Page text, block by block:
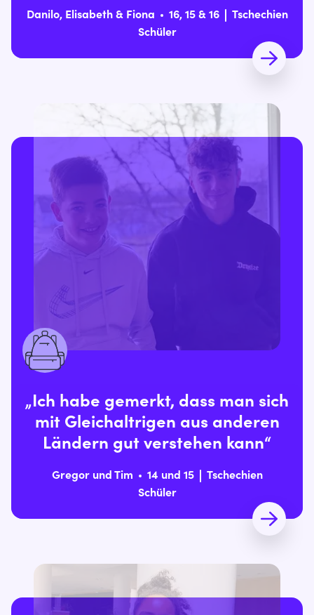
Danilo, Elisabeth & Fiona 16, 15 & 16
Tschechien
Schüler
„Ich habe gemerkt, dass man sich
mit Gleichaltrigen aus anderen
Ländern gut verstehen kann“
Gregor und Tim 14 und 15
Tschechien
Schüler